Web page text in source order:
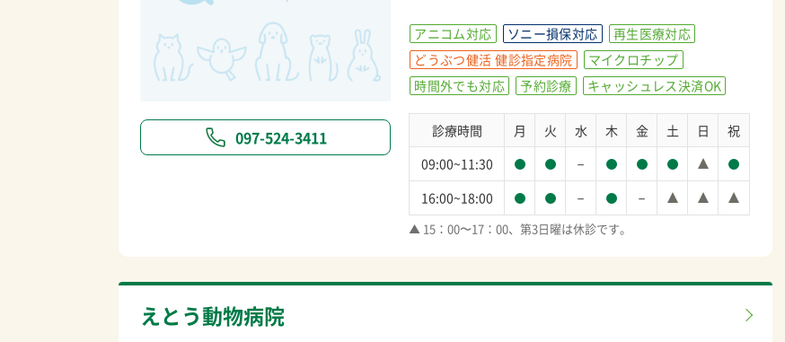
097-524-3411
アニコム対応 ソニー損保対応
再生医療対応
どうぶつ健活 健診指定病院
マイクロチップ
時間外でも対応
予約診療 キャッシュレス決済OK
診療時間 月 火 水 木 金 土 日
祝
09:00~11:30
－
16:00~18:00 － －
▲ 15：00〜17：00、第3日曜は休診です。
えとう動物病院